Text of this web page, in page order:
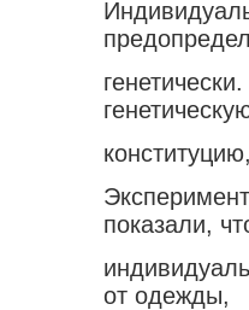
показали,
от одежды,